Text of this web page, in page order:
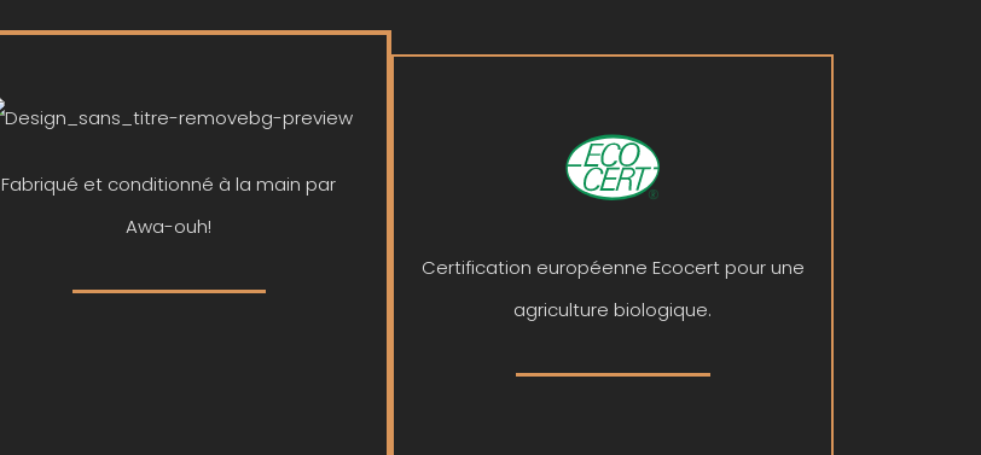
Fabriqué et conditionné à la main par
Awa-ouh!
Certification européenne Ecocert pour une
agriculture biologique.